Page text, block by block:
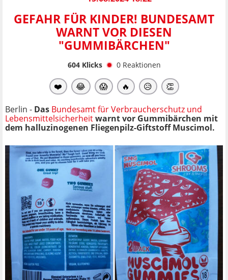
GEFAHR FÜR KINDER! BUNDESAMT
WARNT VOR DIESEN
"GUMMIBÄRCHEN"
604Klicks 0 Reaktionen
❤️ 😂 😱 🔥 😥 👏
Berlin - Das Bundesamt für Verbraucherschutz und
Lebensmittelsicherheitwarnt vor Gummibärchen mit
dem halluzinogenen Fliegenpilz-Giftstoff Muscimol.